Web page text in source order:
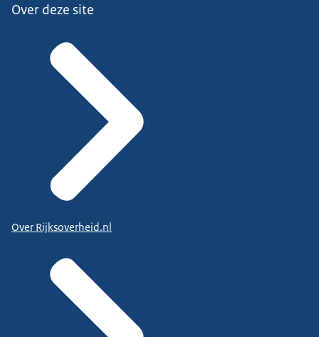
Over deze site
Over Rijksoverheid.nl